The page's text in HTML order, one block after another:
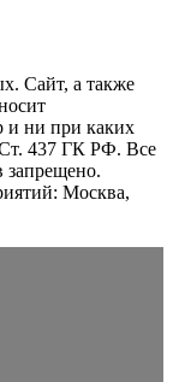
Сайт, а также
и ни при каких
Ст. 437 ГК РФ. Все
запрещено.
Москва,